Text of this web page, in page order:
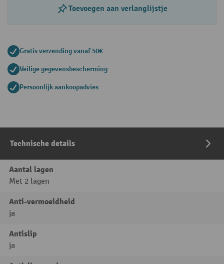
Toevoegen aan verlanglijstje
Gratis verzending vanaf 50€
Veilige gegevensbescherming
Persoonlijk aankoopadvies
Technische details
Aantal lagen
Met 2 lagen
Anti-vermoeidheid
ja
Antislip
ja